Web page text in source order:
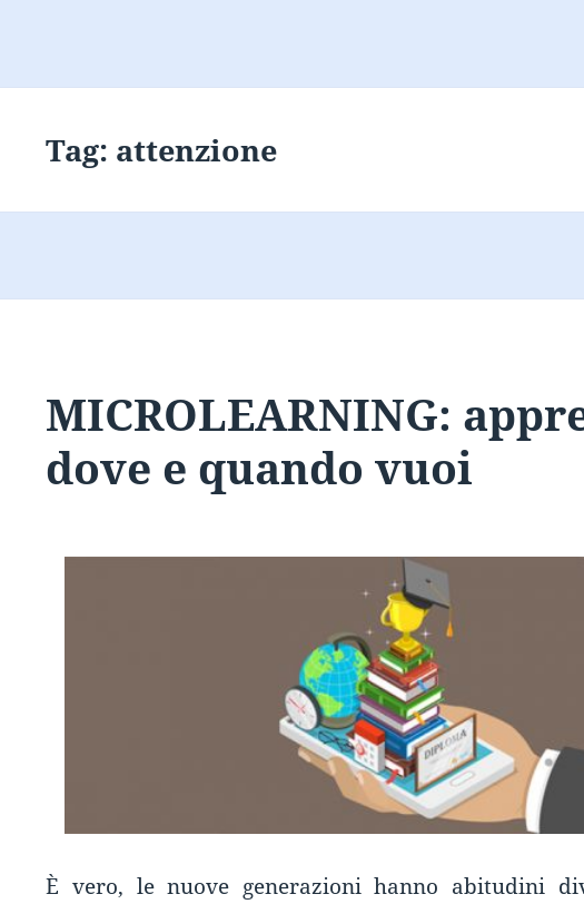
Tag: attenzione
MICROLEARNING:
dove e quando vuoi
È vero, le nuove generazioni hanno abitudini